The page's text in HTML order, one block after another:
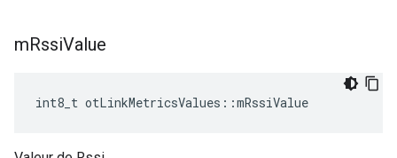
mRssiValue
int8_t otLinkMetricsValues ::mRssiValue